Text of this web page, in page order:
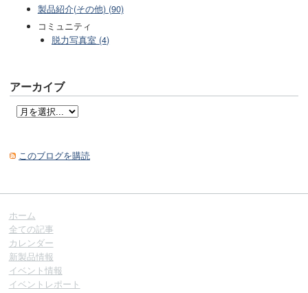
製品紹介(その他) (90)
コミュニティ
脱力写真室 (4)
アーカイブ
このブログを購読
ホーム
全ての記事
カレンダー
新製品情報
イベント情報
イベントレポート